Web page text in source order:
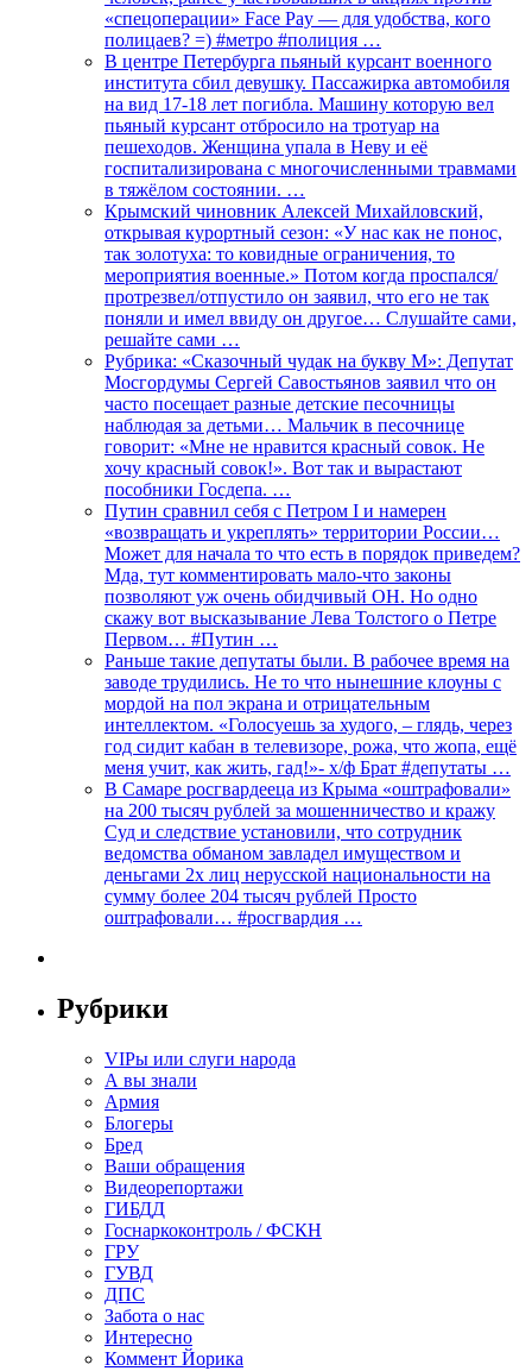
«спецоперации» Face Pay — для удобства, кого
полицаев? =) #метро #полиция …
В центре Петербурга пьяный курсант военного
института сбил девушку. Пассажирка автомобиля
на вид 17-18 лет погибла. Машину которую вел
пьяный курсант отбросило на тротуар на
пешеходов. Женщина упала в Неву и её
госпитализирована с многочисленными травмами
в тяжёлом состоянии. …
Крымский чиновник Алексей Михайловский,
открывая курортный сезон: «У нас как не понос,
так золотуха: то ковидные ограничения, то
мероприятия военные.» Потом когда проспался/
протрезвел/отпустило он заявил, что его не так
поняли и имел ввиду он другое… Слушайте сами,
решайте сами …
Рубрика: «Сказочный чудак на букву М»: Депутат
Мосгордумы Сергей Савостьянов заявил что он
часто посещает разные детские песочницы
наблюдая за детьми… Мальчик в песочнице
говорит: «Мне не нравится красный совок. Не
хочу красный совок!». Вот так и вырастают
пособники Госдепа. …
Путин сравнил себя с Петром I и намерен
«возвращать и укреплять» территории России…
Может для начала то что есть в порядок приведем?
Мда, тут комментировать мало-что законы
позволяют уж очень обидчивый ОН. Но одно
скажу вот высказывание Лева Толстого о Петре
Первом… #Путин …
Раньше такие депутаты были. В рабочее время на
заводе трудились. Не то что нынешние клоуны с
мордой на пол экрана и отрицательным
интеллектом. «Голосуешь за худого, – глядь, через
год сидит кабан в телевизоре, рожа, что жопа, ещё
меня учит, как жить, гад!»- х/ф Брат #депутаты …
В Самаре росгвардееца из Крыма «оштрафовали»
на 200 тысяч рублей за мошенничество и кражу
Суд и следствие установили, что сотрудник
ведомства обманом завладел имуществом и
деньгами 2х лиц нерусской национальности на
сумму более 204 тысяч рублей Просто
оштрафовали… #росгвардия …
Рубрики
VIPы или слуги народа
А вы знали
Армия
Блогеры
Бред
Ваши обращения
Видеорепортажи
ГИБДД
Госнаркоконтроль / ФСКН
ГРУ
ГУВД
ДПС
Забота о нас
Интересно
Коммент Йорика